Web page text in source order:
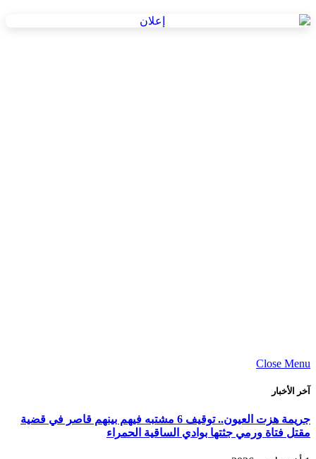
Close Menu
آخر الأخبار
جريمة هزت العيون.. توقيف 6 مشتبه فيهم بينهم قاصر في قضية
مقتل فتاة ورمي جثتها بوادي الساقية الحمراء